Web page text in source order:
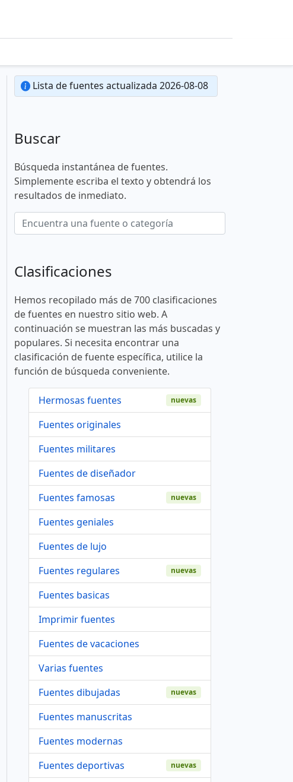
Lista de fuentes actualizada 2026-08-08
Buscar
Búsqueda instantánea de fuentes.
Simplemente escriba el texto y obtendrá los
resultados de inmediato.
Clasificaciones
Hemos recopilado más de 700 clasificaciones
de fuentes en nuestro sitio web. A
continuación se muestran las más buscadas y
populares. Si necesita encontrar una
clasificación de fuente específica, utilice la
función de búsqueda conveniente.
Hermosas fuentes nuevas
Fuentes originales
Fuentes militares
Fuentes de diseñador
Fuentes famosas
nuevas
Fuentes geniales
Fuentes de lujo
Fuentes regulares
nuevas
Fuentes basicas
Imprimir fuentes
Fuentes de vacaciones
Varias fuentes
Fuentes dibujadas
nuevas
Fuentes manuscritas
Fuentes modernas
Fuentes deportivas
nuevas